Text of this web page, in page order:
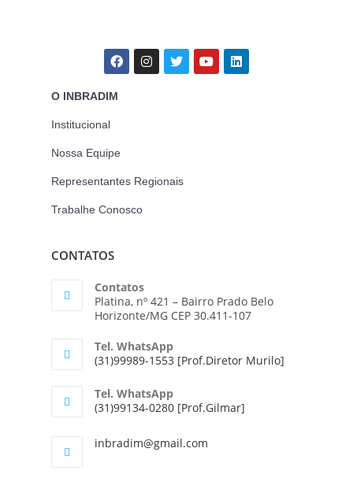
O INBRADIM
Institucional
Nossa Equipe
Representantes Regionais
Trabalhe Conosco
CONTATOS
Contatos
Platina, nº 421 – Bairro Prado Belo
Horizonte/MG CEP 30.411-107
Tel. WhatsApp
(31)99989-1553 [Prof.Diretor Murilo]
Tel. WhatsApp
(31)99134-0280 [Prof.Gilmar]
inbradim@gmail.com